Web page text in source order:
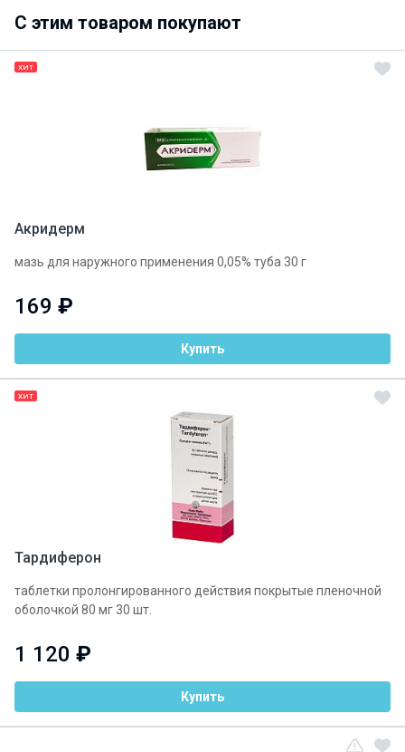
C этим товаром покупают
ХИТ
Акридерм
мазь для наружного применения 0,05% туба 30 г
169 ₽
Купить
ХИТ
Тардиферон
таблетки пролонгированного действия покрытые пленочной
оболочкой 80 мг 30 шт.
1 120 ₽
Купить